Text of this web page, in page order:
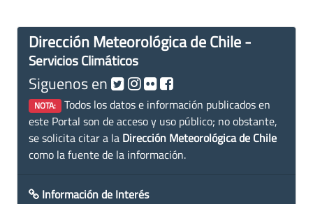
Dirección Meteorológica de Chile -
Servicios Climáticos
Siguenos en
NOTA: Todos los datos e información publicados en
este Portal son de acceso y uso público; no obstante,
se solicita citar a la Dirección Meteorológica de Chile
como la fuente de la información.
Información de Interés